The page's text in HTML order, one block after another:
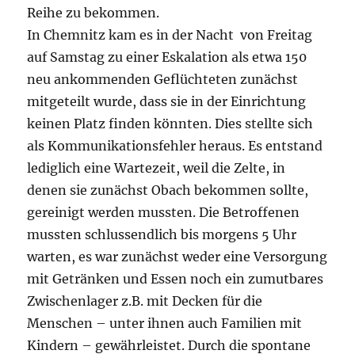
Reihe zu bekommen.
In Chemnitz kam es in der Nacht von Freitag
auf Samstag zu einer Eskalation als etwa 150
neu ankommenden Geflüchteten zunächst
mitgeteilt wurde, dass sie in der Einrichtung
keinen Platz finden könnten. Dies stellte sich
als Kommunikationsfehler heraus. Es entstand
lediglich eine Wartezeit, weil die Zelte, in
denen sie zunächst Obach bekommen sollte,
gereinigt werden mussten. Die Betroffenen
mussten schlussendlich bis morgens 5 Uhr
warten, es war zunächst weder eine Versorgung
mit Getränken und Essen noch ein zumutbares
Zwischenlager z.B. mit Decken für die
Menschen – unter ihnen auch Familien mit
Kindern – gewährleistet. Durch die spontane